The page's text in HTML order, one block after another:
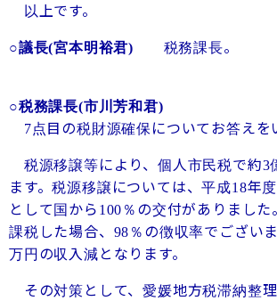
以上です。
○議長(宮本明裕君) 税務課長。
○税務課長(市川芳和君)
7点目の税財源確保についてお答えを
税源移譲等により、個人市民税で約3
ます。税源移譲については、平成18年
として国から 100 ％の交付がありました
課税した場合、
98 ％の徴収率でござい
万円の収入減となります。
その対策として、愛媛地方税滞納整